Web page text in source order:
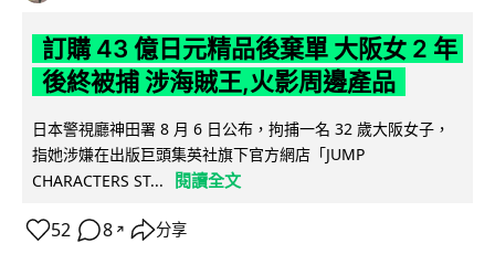
訂購 43 億日元精品後棄單 大阪女 2 年
後終被捕 涉海賊王,火影周邊產品
日本警視廳神田署 8 月 6 日公布，拘捕一名 32 歲大阪女子，
指她涉嫌在出版巨頭集英社旗下官方網店「JUMP
CHARACTERS ST...
閱讀全文
52 8 ↗ 分享